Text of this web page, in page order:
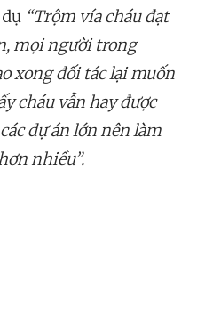
“Trộm vía cháu đạt
mọi người trong
xong đối tác lại muốn
cháu vẫn hay được
dự án lớn nên làm
nhiều”.